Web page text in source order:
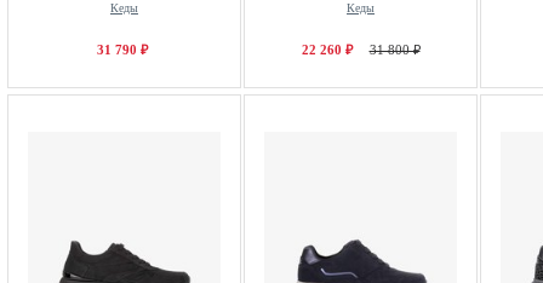
Кеды
31 790 ₽
Кеды
22 260 ₽ 31 800 ₽